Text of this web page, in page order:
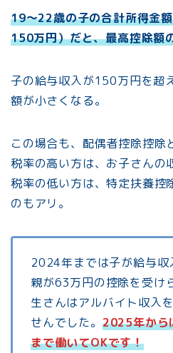
19〜22歳の子の合計所得金
150万円）だと、最高控除額
子の給与収入が150万円を超
額が小さくなる。
この場合も、配偶者控除控除
税率の高い方は、お子さんの
税率の低い方は、特定扶養控
のもアリ。
2024年までは子が給与
親が63万円の控除を受け
生さんはアルバイト収入
せんでした。 2025年から
まで働いてOKです！